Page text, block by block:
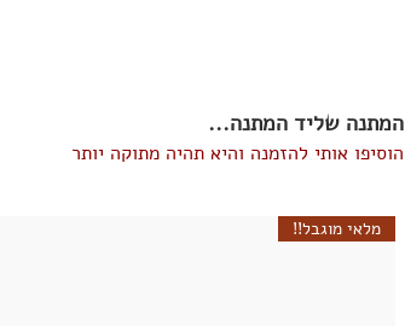
המתנה שליד המתנה...
הוסיפו אותי להזמנה והיא תהיה מתוקה יותר
מלאי מוגבל!!